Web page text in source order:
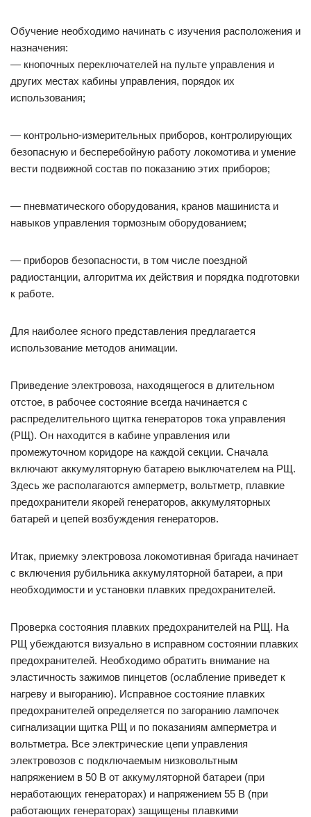
Обучение необходимо начинать с изучения расположения и
назначения:
— кнопочных переключателей на пульте управления и
других местах кабины управления, порядок их
использования;
— контрольно-измерительных приборов, контролирующих
безопасную и бесперебойную работу локомотива и умение
вести подвижной состав по показанию этих приборов;
— пневматического оборудования, кранов машиниста и
навыков управления тормозным оборудованием;
— приборов безопасности, в том числе поездной
радиостанции, алгоритма их действия и порядка подготовки
к работе.
Для наиболее ясного представления предлагается
использование методов анимации.
Приведение электровоза, находящегося в длительном
отстое, в рабочее состояние всегда начинается с
распределительного щитка генераторов тока управления
(РЩ). Он находится в кабине управления или
промежуточном коридоре на каждой секции. Сначала
включают аккумуляторную батарею выключателем на РЩ.
Здесь же располагаются амперметр, вольтметр, плавкие
предохранители якорей генераторов, аккумуляторных
батарей и цепей возбуждения генераторов.
Итак, приемку электровоза локомотивная бригада начинает
с включения рубильника аккумуляторной батареи, а при
необходимости и установки плавких предохранителей.
Проверка состояния плавких предохранителей на РЩ. На
РЩ убеждаются визуально в исправном состоянии плавких
предохранителей. Необходимо обратить внимание на
эластичность зажимов пинцетов (ослабление приведет к
нагреву и выгоранию). Исправное состояние плавких
предохранителей определяется по загоранию лампочек
сигнализации щитка РЩ и по показаниям амперметра и
вольтметра. Все электрические цепи управления
электровозов с подключаемым низковольтным
напряжением в 50 В от аккумуляторной батареи (при
неработающих генераторах) и напряжением 55 В (при
работающих генераторах) защищены плавкими